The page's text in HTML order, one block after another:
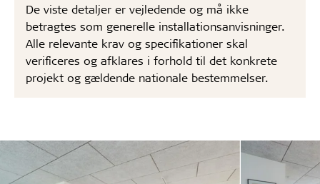
De viste detaljer er vejledende og må ikke
betragtes som generelle installationsanvisninger.
Alle relevante krav og specifikationer skal
verificeres og afklares i forhold til det konkrete
projekt og gældende nationale bestemmelser.